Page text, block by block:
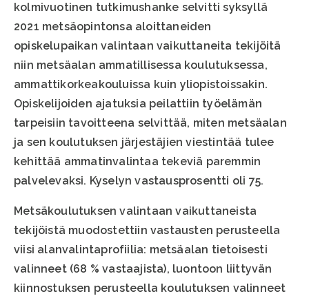
kolmivuotinen tutkimushanke selvitti syksyllä
2021 metsäopintonsa aloittaneiden
opiskelupaikan valintaan vaikuttaneita tekijöitä
niin metsäalan ammatillisessa koulutuksessa,
ammattikorkeakouluissa kuin yliopistoissakin.
Opiskelijoiden ajatuksia peilattiin työelämän
tarpeisiin tavoitteena selvittää, miten metsäalan
ja sen koulutuksen järjestäjien viestintää tulee
kehittää ammatinvalintaa tekeviä paremmin
palvelevaksi. Kyselyn vastausprosentti oli 75.
Metsäkoulutuksen valintaan vaikuttaneista
tekijöistä muodostettiin vastausten perusteella
viisi alanvalintaprofiilia: metsäalan tietoisesti
valinneet (68 % vastaajista), luontoon liittyvän
kiinnostuksen perusteella koulutuksen valinneet